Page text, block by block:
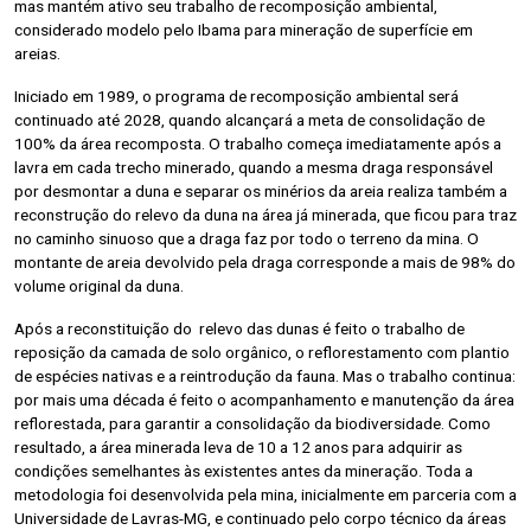
mas mantém ativo seu trabalho de recomposição ambiental,
considerado modelo pelo Ibama para mineração de superfície em
areias.
Iniciado em 1989, o programa de recomposição ambiental será
continuado até 2028, quando alcançará a meta de consolidação de
100% da área recomposta. O trabalho começa imediatamente após a
lavra em cada trecho minerado, quando a mesma draga responsável
por desmontar a duna e separar os minérios da areia realiza também a
reconstrução do relevo da duna na área já minerada, que ficou para traz
no caminho sinuoso que a draga faz por todo o terreno da mina. O
montante de areia devolvido pela draga corresponde a mais de 98% do
volume original da duna.
Após a reconstituição do relevo das dunas é feito o trabalho de
reposição da camada de solo orgânico, o reflorestamento com plantio
de espécies nativas e a reintrodução da fauna. Mas o trabalho continua:
por mais uma década é feito o acompanhamento e manutenção da área
reflorestada, para garantir a consolidação da biodiversidade. Como
resultado, a área minerada leva de 10 a 12 anos para adquirir as
condições semelhantes às existentes antes da mineração. Toda a
metodologia foi desenvolvida pela mina, inicialmente em parceria com a
Universidade de Lavras-MG, e continuado pelo corpo técnico da áreas